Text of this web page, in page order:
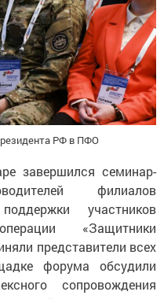
РФ в ПФО
завершился семинар-
филиалов
участников
«Защитники
представители всех
форума обсудили
сопровождения